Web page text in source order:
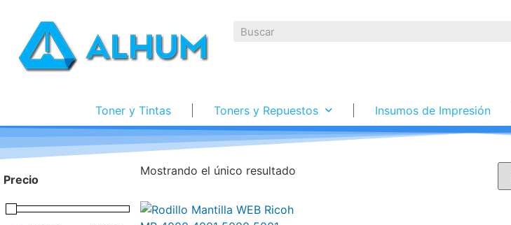
Toner y Tintas Toners y Repuestos Insumos de Impresión
Precio
Mostrando el único resultado